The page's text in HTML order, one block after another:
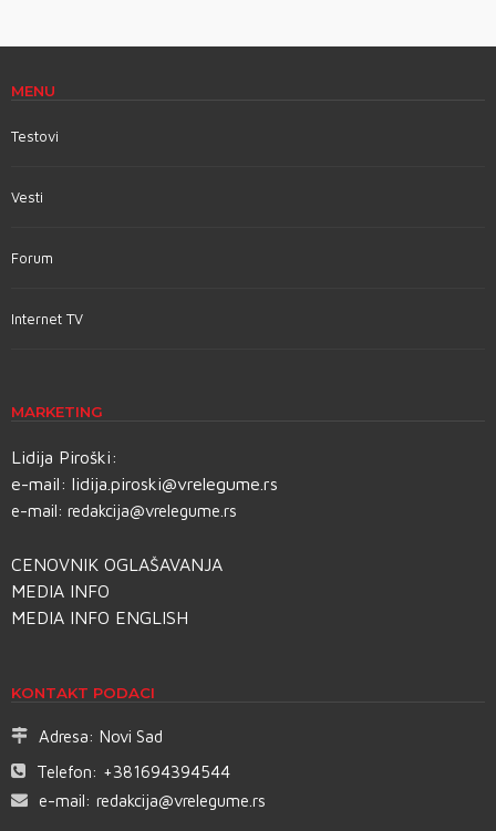
MENU
Testovi
Vesti
Forum
Internet TV
MARKETING
Lidija Piroški:
e-mail: lidija.piroski@vrelegume.rs
e-mail: redakcija@vrelegume.rs
CENOVNIK OGLAŠAVANJA
MEDIA INFO
MEDIA INFO ENGLISH
KONTAKT PODACI
Adresa: Novi Sad
Telefon: +381694394544
e-mail: redakcija@vrelegume.rs